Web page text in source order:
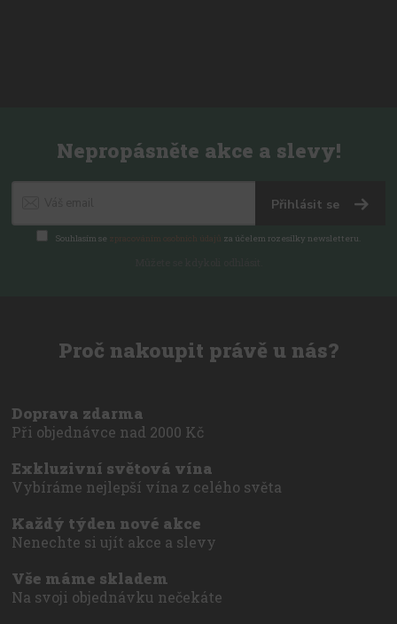
Nepropásněte akce a slevy!
Přihlásit se
Souhlasím se zpracováním osobních údajů za účelem rozesílky newsletteru.
Proč nakoupit právě u nás?
Doprava zdarma
Při objednávce nad 2000 Kč
Exkluzivní světová vína
Vybíráme nejlepší vína z celého světa
Každý týden nové akce
Nenechte si ujít akce a slevy
Vše máme skladem
Na svoji objednávku nečekáte